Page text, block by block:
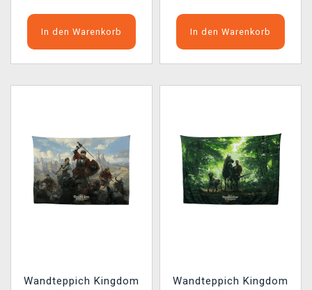
In den Warenkorb In den Warenkorb
Wandteppich Kingdom Wandteppich Kingdom